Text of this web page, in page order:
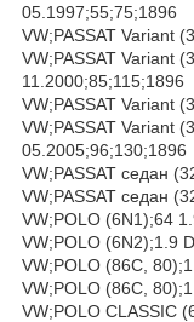
05.1997;55;75;1896
VW;PASSAT Variant
VW;PASSAT Variant
11.2000;85;115;1896
VW;PASSAT Variant
VW;PASSAT Variant
05.2005;96;130;1896
VW;PASSAT седан
VW;PASSAT седан
VW;POLO (6N1);64
VW;POLO (6N2);1.9
VW;POLO (86C,
VW;POLO (86C,
VW;POLO CLASSIC